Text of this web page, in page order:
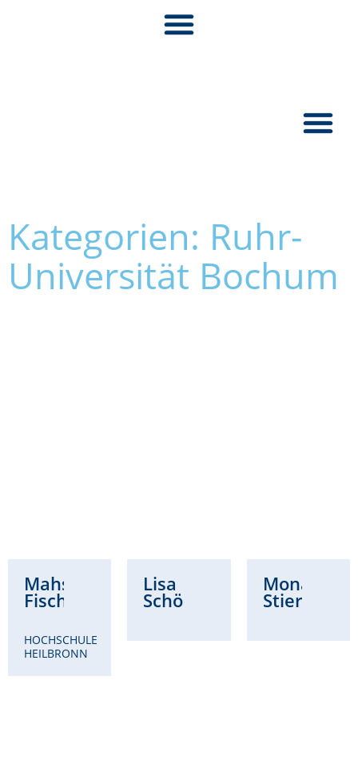
Kategorien: Ruhr-
Universität Bochum
Mahsa
Fischer
HOCHSCHULE
HEILBRONN
Lisa
Schöllhammer
Mona
Stierwald